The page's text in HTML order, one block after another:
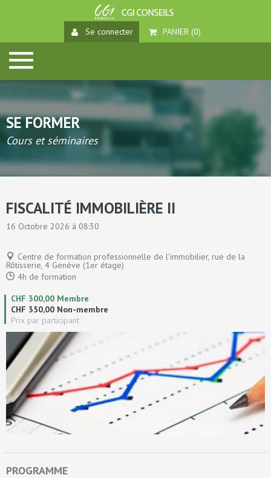
Se connecter PANIER (0)
SE FORMER
Cours et séminaires
FISCALITÉ IMMOBILIÈRE II
16 Octobre 2026 à 08:30
Centre de formation professionnelle de l'immobilier, rue de la
Rôtisserie, 4 Genève (1er étage)
4h de formation
CHF 300,00 Membre
CHF 350,00 Non-membre
Prix par participant
PROGRAMME